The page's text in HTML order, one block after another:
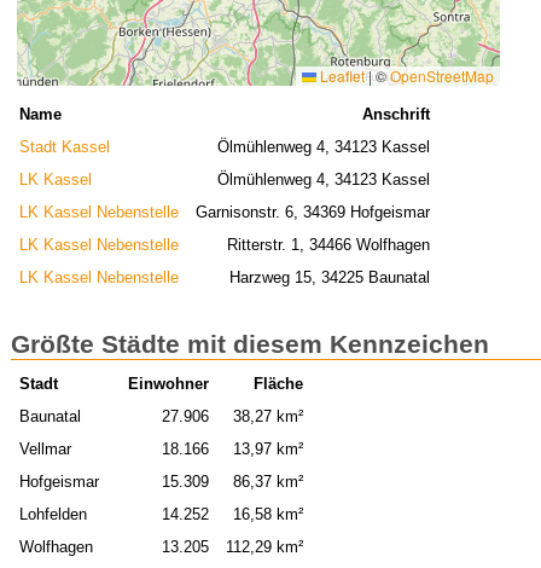
Leaflet|©OpenStreetMap
Name
Anschrift
Stadt Kassel
Ölmühlenweg 4, 34123 Kassel
LK Kassel
Ölmühlenweg 4, 34123 Kassel
LK Kassel Nebenstelle
Garnisonstr. 6, 34369 Hofgeismar
LK Kassel Nebenstelle
Ritterstr. 1, 34466 Wolfhagen
LK Kassel Nebenstelle
Harzweg 15, 34225 Baunatal
Größte Städte mit diesem Kennzeichen
Stadt Einwohner
Fläche
Baunatal
27.906
38,27 km²
Vellmar
18.166
13,97 km²
Hofgeismar
15.309
86,37 km²
Lohfelden
14.252
16,58 km²
Wolfhagen
13.205
112,29 km²